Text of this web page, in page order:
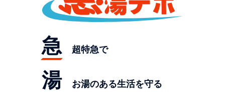
急 超特急で
湯 お湯のある生活を守る